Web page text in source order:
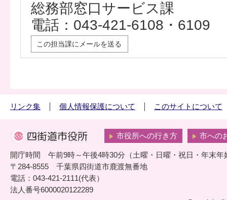
総務部窓口サービス課
電話：043-421-6108・6109
この担当課にメールを送る
リンク集 個人情報保護について このサイトについて
市役所への行き方 市への
開庁時間 午前9時～午後4時30分（土曜・日曜・祝日・年末年
〒284-8555 千葉県四街道市鹿渡無番地
電話：043-421-2111(代表）
法人番号6000020122289